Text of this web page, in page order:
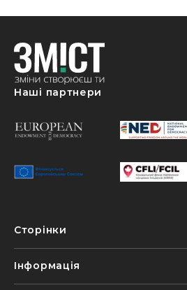
Наші партнери
Сторінки
Інформація